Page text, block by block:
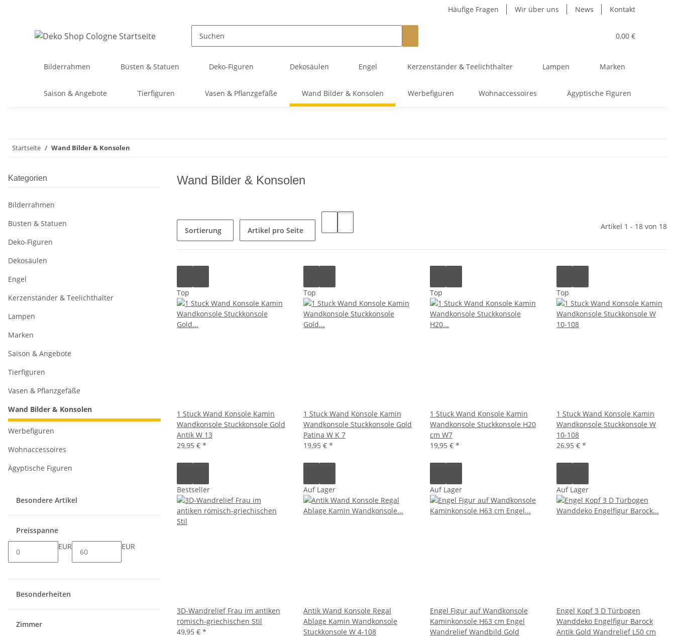
Häufige Fragen Wir über uns News Kontakt
0,00 €
Bilderrahmen Büsten & Statuen Deko-Figuren Dekosäulen Engel Kerzenständer & Teelichthalter Lampen Marken
Saison & Angebote Tierfiguren Vasen & Pflanzgefäße Wand Bilder & Konsolen Werbefiguren Wohnaccessoires Ägyptische Figuren
Startseite Wand Bilder & Konsolen
Wand Bilder & Konsolen
Sortierung Artikel pro Seite Artikel 1 - 18 von 18
Top
1 Stuck Wand Konsole Kamin
Wandkonsole Stuckkonsole Gold
Antik W 13
29,95 € *
Top
1 Stuck Wand Konsole Kamin
Wandkonsole Stuckkonsole Gold
Patina W K 7
19,95 € *
Top
1 Stuck Wand Konsole Kamin
Wandkonsole Stuckkonsole H20
cm W7
19,95 € *
Top
1 Stuck Wand Konsole Kamin
Wandkonsole Stuckkonsole W
10-108
26,95 € *
Bestseller
3D-Wandrelief Frau im antiken
römisch-griechischen Stil
49,95 € *
Auf Lager
Antik Wand Konsole Regal
Ablage Kamin Wandkonsole
Stuckkonsole W 4-108
Auf Lager
Engel Figur auf Wandkonsole
Kaminkonsole H63 cm Engel
Wandrelief Wandbild Gold
Auf Lager
Engel Kopf 3 D Türbogen
Wanddeko Engelfigur Barock
Antik Gold Wandrelief L50 cm
Kategorien
Bilderrahmen
Büsten & Statuen
Deko-Figuren
Dekosäulen
Engel
Kerzenständer & Teelichthalter
Lampen
Marken
Saison & Angebote
Tierfiguren
Vasen & Pflanzgefäße
Wand Bilder & Konsolen
Werbefiguren
Wohnaccessoires
Ägyptische Figuren
Besondere Artikel
Preisspanne
EUR
EUR
Besonderheiten
Zimmer